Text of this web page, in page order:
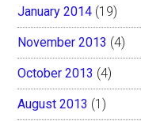
January 2014 (19)
November 2013 (4)
October 2013 (4)
August 2013 (1)